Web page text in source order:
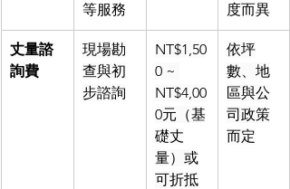
等服務
度而異
丈量諮
詢費
現場勘
查與初
步諮詢
NT$1,50
0 ~
NT$4,00
0元（基
礎丈
量）或
可折抵
依坪
數、地
區與公
司政策
而定